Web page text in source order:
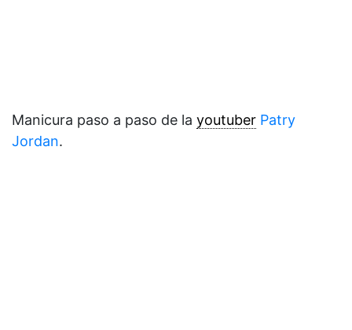
Manicura paso a paso de la youtuber Patry
Jordan.